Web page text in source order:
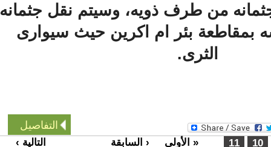
من طرف ذويه، وسيتم نقل جثمانه
بئر ام اكرين حيث سيوارى
الثرى.
التفاصيل
« الأولى ‹ السابقة
التالية ›